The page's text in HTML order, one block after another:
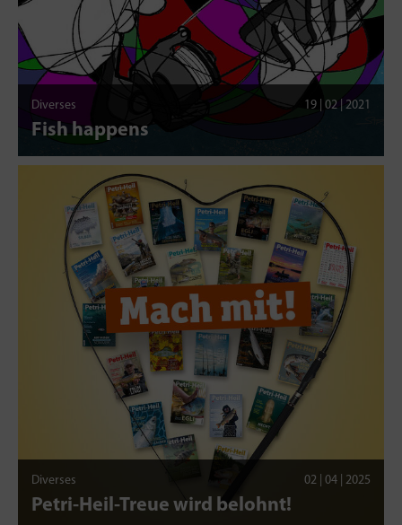
Diverses 19 | 02 | 2021
Fish happens
Diverses 02 | 04 | 2025
Petri-Heil-Treue wird belohnt!